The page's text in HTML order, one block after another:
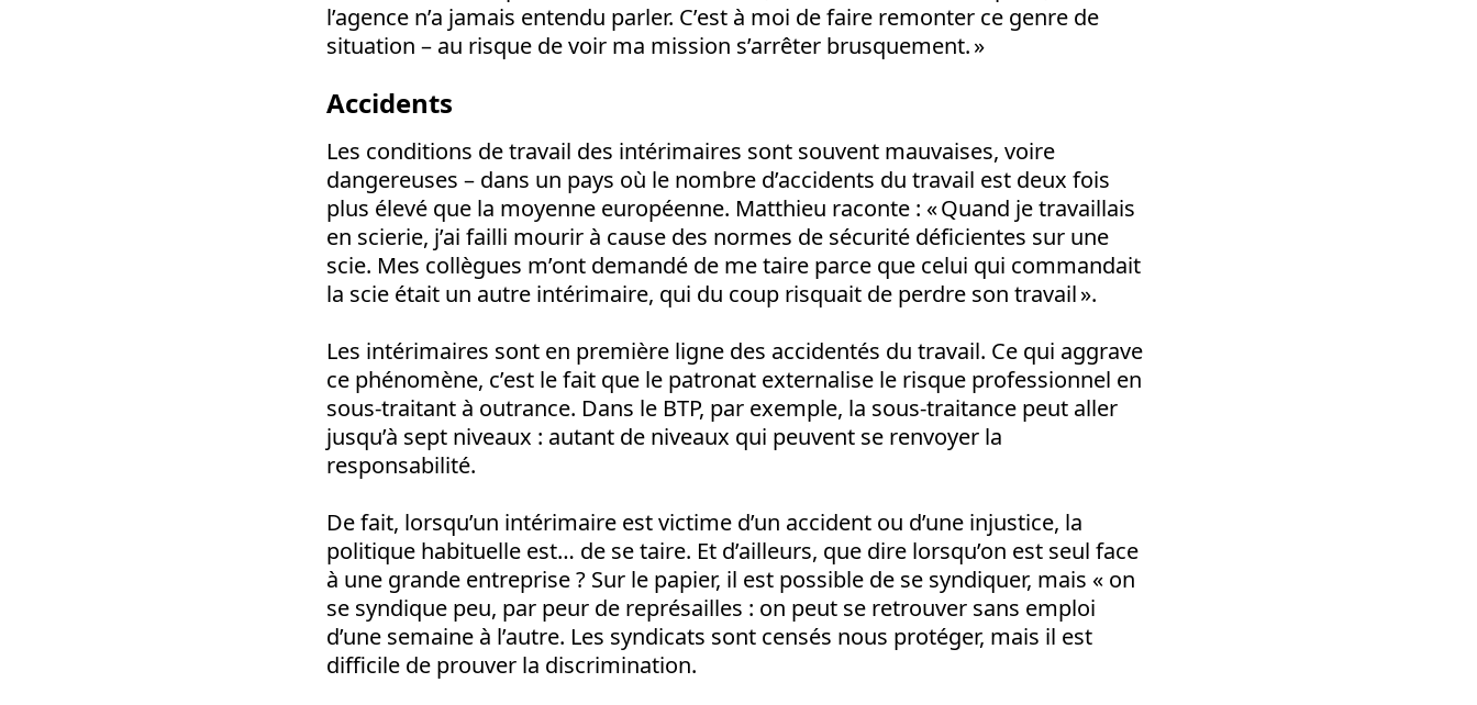
l’agence n’a jamais entendu parler. C’est à moi de faire remonter ce genre de
situation – au risque de voir ma mission s’arrêter brusquement. »
Accidents
Les conditions de travail des intérimaires sont souvent mauvaises, voire
dangereuses – dans un pays où le nombre d’accidents du travail est deux fois
plus élevé que la moyenne européenne. Matthieu raconte : « Quand je travaillais
en scierie, j’ai failli mourir à cause des normes de sécurité déficientes sur une
scie. Mes collègues m’ont demandé de me taire parce que celui qui commandait
la scie était un autre intérimaire, qui du coup risquait de perdre son travail ».
Les intérimaires sont en première ligne des accidentés du travail. Ce qui aggrave
ce phénomène, c’est le fait que le patronat externalise le risque professionnel en
sous-traitant à outrance. Dans le BTP, par exemple, la sous-traitance peut aller
jusqu’à sept niveaux : autant de niveaux qui peuvent se renvoyer la
responsabilité.
De fait, lorsqu’un intérimaire est victime d’un accident ou d’une injustice, la
politique habituelle est… de se taire. Et d’ailleurs, que dire lorsqu’on est seul face
à une grande entreprise ? Sur le papier, il est possible de se syndiquer, mais « on
se syndique peu, par peur de représailles : on peut se retrouver sans emploi
d’une semaine à l’autre. Les syndicats sont censés nous protéger, mais il est
difficile de prouver la discrimination.